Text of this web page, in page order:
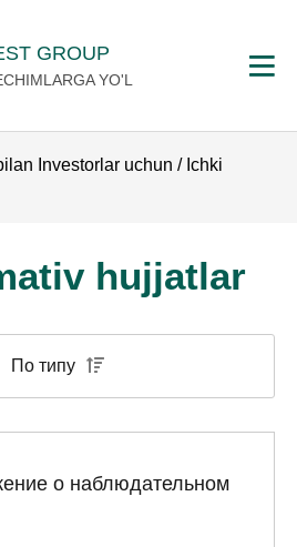
GROUP
YO'L
Investorlar uchun / Ichki
hujjatlar
По типу
о наблюдательном